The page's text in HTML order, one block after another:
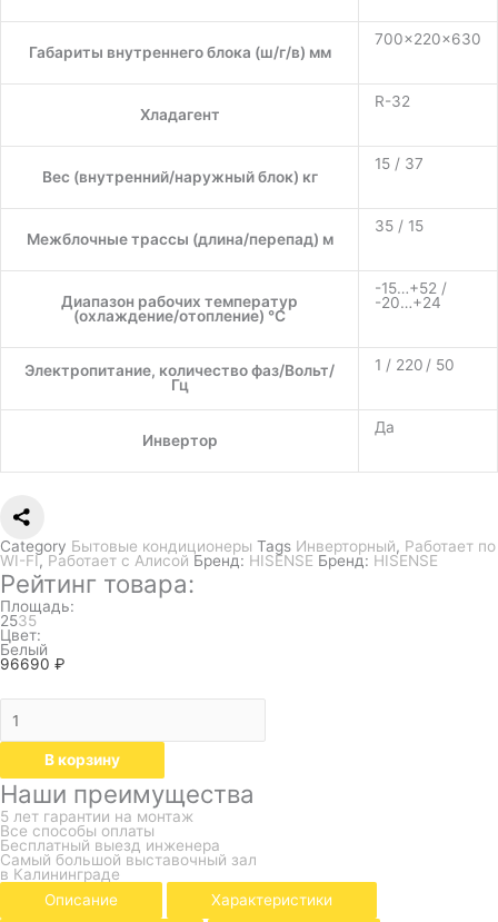
Габариты внутреннего блока (ш/г/в) мм
700×220×630
Хладагент
R-32
Вес (внутренний/наружный блок) кг
15 / 37
Межблочные трассы (длина/перепад) м
35 / 15
Диапазон рабочих температур
(охлаждение/отопление) °C
-15…+52 /
-20…+24
Электропитание, количество фаз/Вольт/
Гц
1 / 220 / 50
Инвертор
Да
Category Бытовые кондиционеры Tags Инверторный, Работает по
WI-FI, Работает с Алисой Бренд: HISENSE Бренд: HISENSE
Рейтинг товара:
Площадь:
2535
Цвет:
Белый
96690 ₽
В корзину
Наши преимущества
5 лет гарантии на монтаж
Все способы оплаты
Бесплатный выезд инженера
Самый большой выставочный зал
в Калининграде
Описание
Характеристики